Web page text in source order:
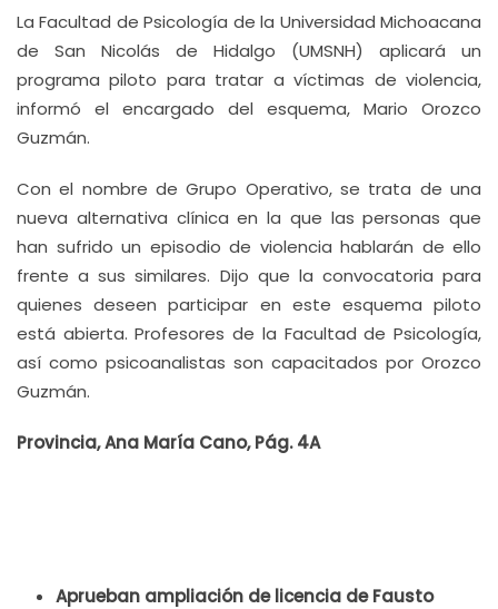
La Facultad de Psicología de la Universidad Michoacana
de San Nicolás de Hidalgo (UMSNH) aplicará un
programa piloto para tratar a víctimas de violencia,
informó el encargado del esquema, Mario Orozco
Guzmán.
Con el nombre de Grupo Operativo, se trata de una
nueva alternativa clínica en la que las personas que
han sufrido un episodio de violencia hablarán de ello
frente a sus similares. Dijo que la convocatoria para
quienes deseen participar en este esquema piloto
está abierta. Profesores de la Facultad de Psicología,
así como psicoanalistas son capacitados por Orozco
Guzmán.
Provincia, Ana María Cano, Pág. 4A
Aprueban ampliación de licencia de Fausto